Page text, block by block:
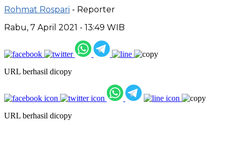
Rohmat Rospari - Reporter
Rabu, 7 April 2021 - 13:49 WIB
URL berhasil dicopy
URL berhasil dicopy